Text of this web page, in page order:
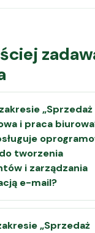
„Sprzedaż
i praca
tworzenia
i zarządzania
e-mail?
„Sprzedaż